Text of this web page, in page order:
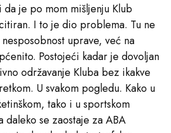
je po mom mišljenju Klub
I to je dio problema. Tu ne
uprave, već na
Postojeći kadar je dovoljan
održavanje Kluba bez ikakve
U svakom pogledu. Kako u
tako i u sportskom
se zaostaje za ABA